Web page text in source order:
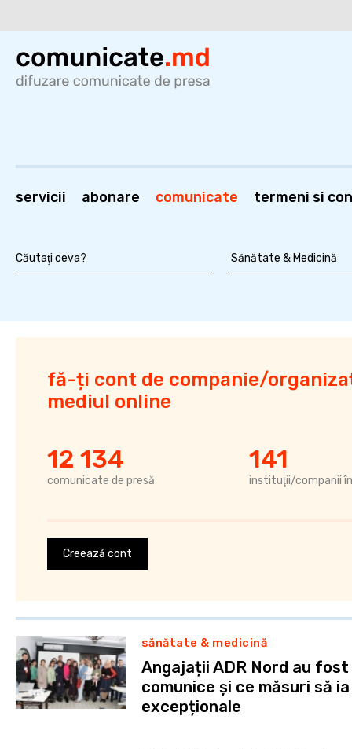
servicii abonare comunicate termeni si
fă-ți cont de companie/
mediul online
12 134
comunicate de presă
141
instituţii/companii
Creează cont
sănătate & medicină
Angajații ADR Nord au
comunice și ce măsuri să
excepționale